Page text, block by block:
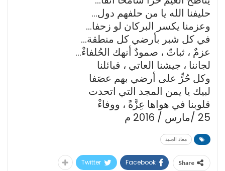
حليفنا الله يا من حلفهم دول…
وعزمنا يكسر البركان لو زحفا…
في كل شبر بأرضي كل منطقة…
عزمٌ ، ثباتٌ ، صمودٌ أنهك الحُلفاءْ…
لجاننا ، جيشنا العاتي ، قبائلنا
وكل حُرٍّ على أرضي بهم عصَفا
لبيك يا يمن المجد التي اتحدت
قلوبنا في هواها عِزَّةً ، ووفاءْ
25 /مارس / 2016 م
معاذ الجنيد
Share
Facebook
Twitter